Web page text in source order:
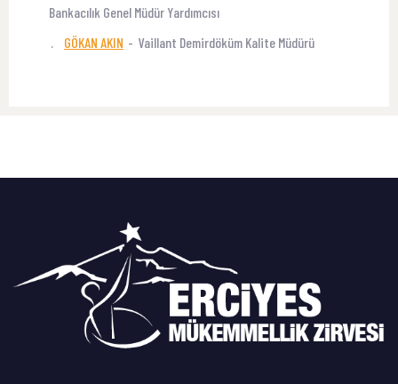
Bankacılık Genel Müdür Yardımcısı
.
GÖKAN AKIN - Vaillant Demirdöküm Kalite Müdürü